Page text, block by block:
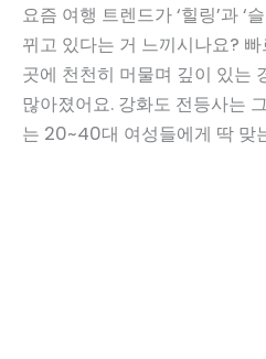
요즘 여행 트렌드가 ‘힐링’과 ‘
뀌고 있다는 거 느끼시나요?
곳에 천천히 머물며 깊이 있는
많아졌어요. 강화도 전등사는
는 20~40대 여성들에게 딱 맞